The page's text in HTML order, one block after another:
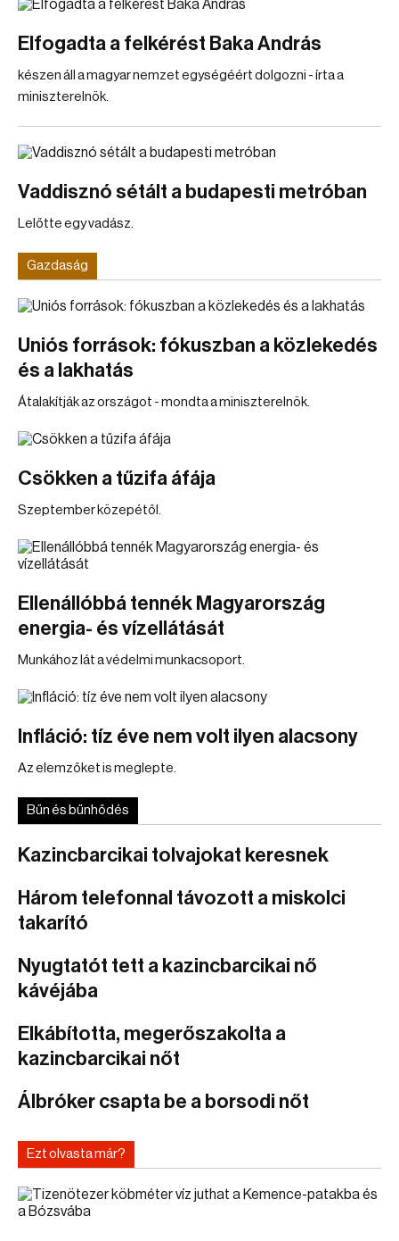
Elfogadta a felkérést Baka András
készen áll a magyar nemzet egységéért dolgozni - írta a
miniszterelnök.
Vaddisznó sétált a budapesti metróban
Lelőtte egy vadász.
Gazdaság
Uniós források: fókuszban a közlekedés
és a lakhatás
Átalakítják az országot - mondta a miniszterelnök.
Csökken a tűzifa áfája
Szeptember közepétől.
Ellenállóbbá tennék Magyarország
energia- és vízellátását
Munkához lát a védelmi munkacsoport.
Infláció: tíz éve nem volt ilyen alacsony
Az elemzőket is meglepte.
Bűn és bűnhődés
Kazincbarcikai tolvajokat keresnek
Három telefonnal távozott a miskolci
takarító
Nyugtatót tett a kazincbarcikai nő
kávéjába
Elkábította, megerőszakolta a
kazincbarcikai nőt
Álbróker csapta be a borsodi nőt
Ezt olvasta már?